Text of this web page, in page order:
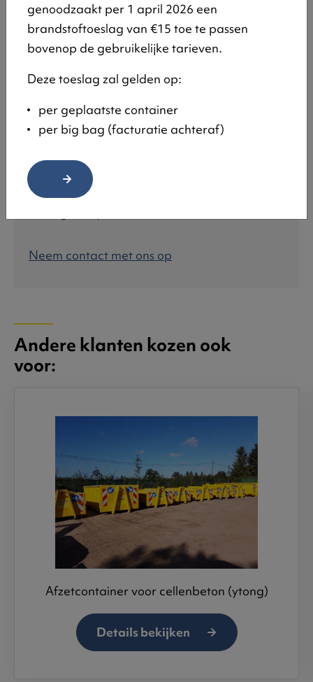
Afvalcontainer op maat
Wij kunnen ook containers op maat maken!
Deze voorzien we van een trapconstructie of
Neem contact met ons op
Andere klanten kozen ook
voor:
Afzetcontainer voor cellenbeton (ytong)
Details bekijken
genoodzaakt per 1 april 2026 een
brandstoftoeslag van €15 toe te passen
bovenop de gebruikelijke tarieven.
Deze toeslag zal gelden op:
per geplaatste container
per big bag (facturatie achteraf)